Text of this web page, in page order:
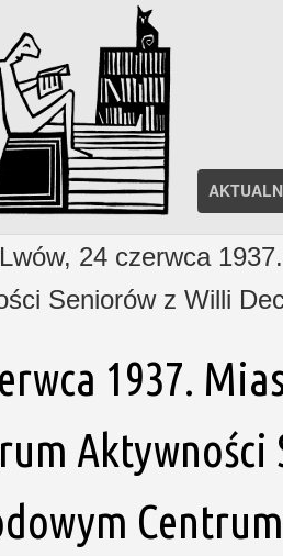
24 czerwca
Seniorów z Willi
1937.